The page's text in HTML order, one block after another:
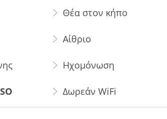
Θέα στον κήπο
Αίθριο
Ηχομόνωση
Δωρεάν WiFi